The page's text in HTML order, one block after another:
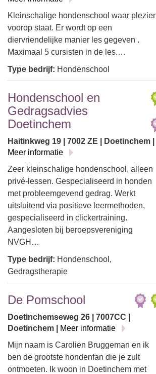
Kleinschalige hondenschool waar plezier
voorop staat. Er wordt op een
diervriendelijke manier les gegeven .
Maximaal 5 cursisten in de les.…
Type bedrijf: Hondenschool
Hondenschool en
Gedragsadvies
Doetinchem
Haitinkweg 19 | 7002 ZE | Doetinchem |
Meer informatie
Zeer kleinschalige hondenschool, alleen
privé-lessen. Gespecialiseerd in honden
met probleemgevend gedrag. Werkt
uitsluitend via positieve leermethoden,
gespecialiseerd in clickertraining.
Aangesloten bij beroepsvereniging
NVGH…
Type bedrijf: Hondenschool,
Gedragstherapie
De Pomschool
Doetinchemseweg 26 | 7007CC |
Doetinchem |
Meer informatie
Mijn naam is Carolien Bruggeman en ik
ben de grootste hondenfan die je zult
ontmoeten. Ik woon in Doetinchem met